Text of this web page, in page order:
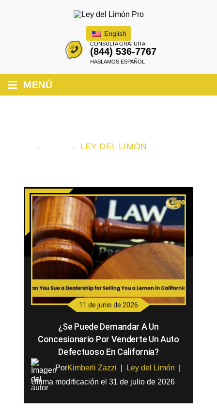
English
CONSULTA GRATUITA
(844) 536-7767
HABLAMOS ESPAÑOL
≡ MENÚ
- - LEY DEL LIMÓN
11 de junio de 2026
¿Se Puede Demandar A Un
Concesionario Por Venderte Un Auto
Defectuoso En California?
PorKimberli Zazzi Ley del Limón
Última modificación el 31 de julio de 2026